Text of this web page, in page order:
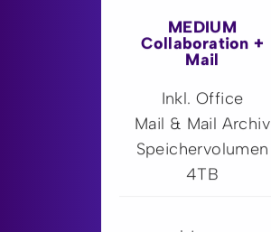
MEDIUM
Collaboration +
Mail
Inkl. Office
Mail & Mail Archiv
Speichervolumen
4TB